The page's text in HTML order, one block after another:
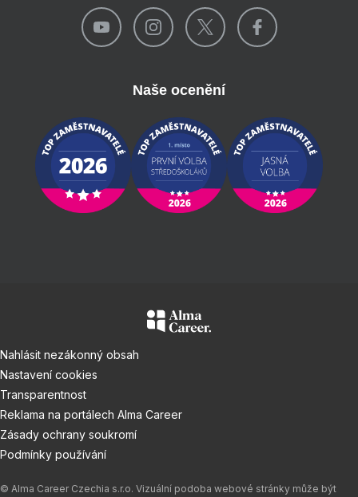
Naše ocenění
Nahlásit nezákonný obsah
Nastavení cookies
Transparentnost
Reklama na portálech Alma Career
Zásady ochrany soukromí
Podmínky používání
© Alma Career Czechia s.r.o. Vizuální podoba webové stránky může být